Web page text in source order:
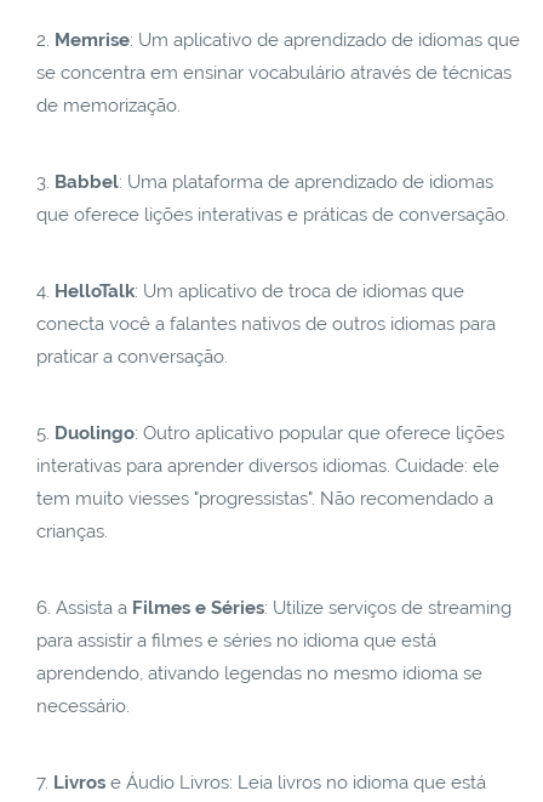
Memrise: Um aplicativo de aprendizado de idiomas que
se concentra em ensinar vocabulário através de técnicas
de memorização.
Babbel: Uma plataforma de aprendizado de idiomas
que oferece lições interativas e práticas de conversação.
HelloTalk: Um aplicativo de troca de idiomas que
conecta você a falantes nativos de outros idiomas para
praticar a conversação.
Duolingo: Outro aplicativo popular que oferece lições
interativas para aprender diversos idiomas. Cuidade: ele
tem muito viesses "progressistas". Não recomendado a
crianças.
Assista a Filmes e Séries: Utilize serviços de streaming
para assistir a filmes e séries no idioma que está
aprendendo, ativando legendas no mesmo idioma se
necessário.
Livros e Áudio Livros: Leia livros no idioma que está